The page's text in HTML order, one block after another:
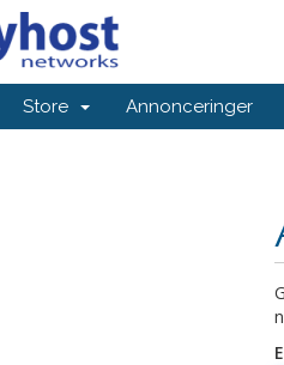
Store Annonceringer